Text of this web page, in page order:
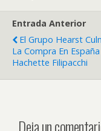
Entrada Anterior
El Grupo Hearst
La Compra En
Hachette Filipacchi
Deja un